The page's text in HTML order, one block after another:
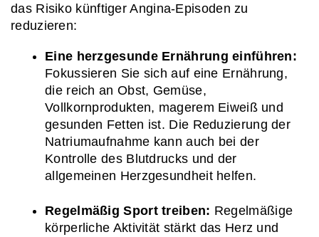
das Risiko künftiger Angina-Episoden zu
reduzieren:
Eine herzgesunde Ernährung einführen:
Fokussieren Sie sich auf eine Ernährung,
die reich an Obst, Gemüse,
Vollkornprodukten, magerem Eiweiß und
gesunden Fetten ist. Die Reduzierung der
Natriumaufnahme kann auch bei der
Kontrolle des Blutdrucks und der
allgemeinen Herzgesundheit helfen.
Regelmäßig Sport treiben: Regelmäßige
körperliche Aktivität stärkt das Herz und